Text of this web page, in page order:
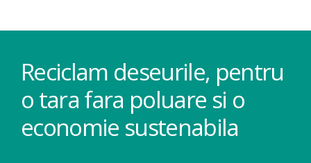
Reciclam deseurile, pentru
o tara fara poluare si o
economie sustenabila